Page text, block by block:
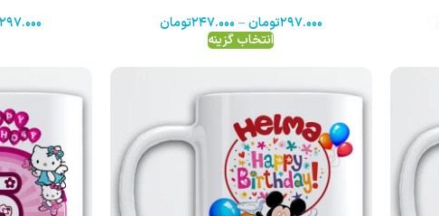
۲۹۷.۰۰۰تومان – ۲۴۷.۰۰۰تومان
انتخاب گزینه
۲۹۷.۰۰۰